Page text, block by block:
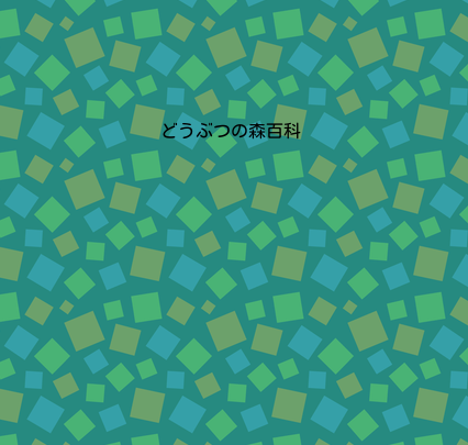
どうぶつの森百科